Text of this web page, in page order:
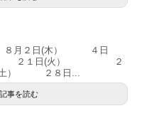
８月２日(木） ４日
２１日(火） ２
土） ２８日...
記事を読む